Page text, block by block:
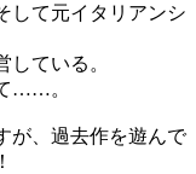
して元イタリアンシ
ている。
……。
が、過去作を遊んで